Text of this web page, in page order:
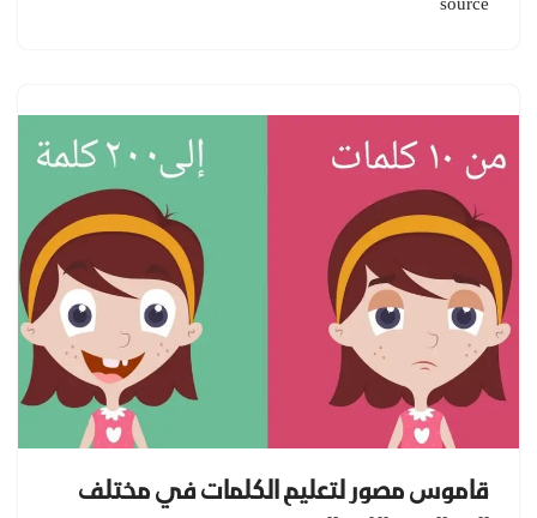
source
قاموس مصور لتعليم الكلمات في مختلف